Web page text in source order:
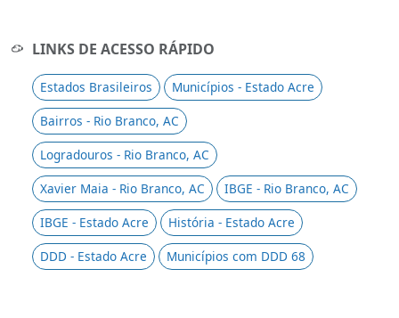
LINKS DE ACESSO RÁPIDO
Estados Brasileiros
Municípios - Estado Acre
Bairros - Rio Branco, AC
Logradouros - Rio Branco, AC
Xavier Maia - Rio Branco, AC
IBGE - Rio Branco, AC
IBGE - Estado Acre
História - Estado Acre
DDD - Estado Acre
Municípios com DDD 68